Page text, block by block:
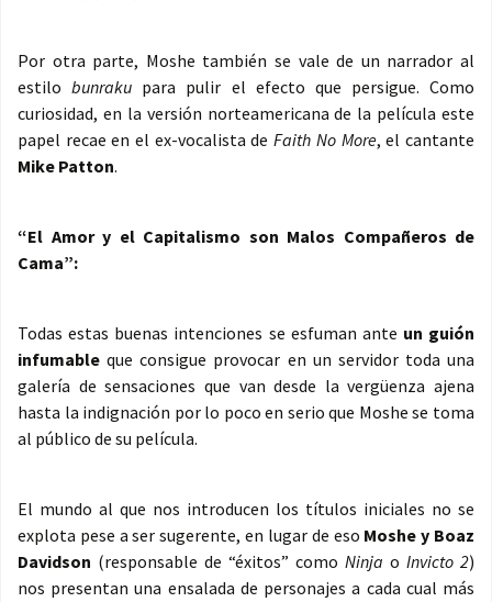
Por otra parte, Moshe también se vale de un narrador al
estilobunraku para pulir el efecto que persigue. Como
curiosidad, en la versión norteamericana de la película este
papel recae en el ex-vocalista deFaith No More, el cantante
Mike Patton.
“El Amor y el Capitalismo son Malos Compañeros de
Cama”:
Todas estas buenas intenciones se esfuman ante un guión
infumable que consigue provocar en un servidor toda una
galería de sensaciones que van desde la vergüenza ajena
hasta la indignación por lo poco en serio que Moshe se toma
al público de su película.
El mundo al que nos introducen los títulos iniciales no se
explota pese a ser sugerente, en lugar de eso Moshe y Boaz
Davidson (responsable de “éxitos” como Ninja o Invicto 2)
nos presentan una ensalada de personajes a cada cual más